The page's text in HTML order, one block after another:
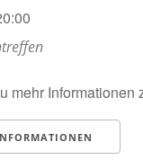
mehr Informationen